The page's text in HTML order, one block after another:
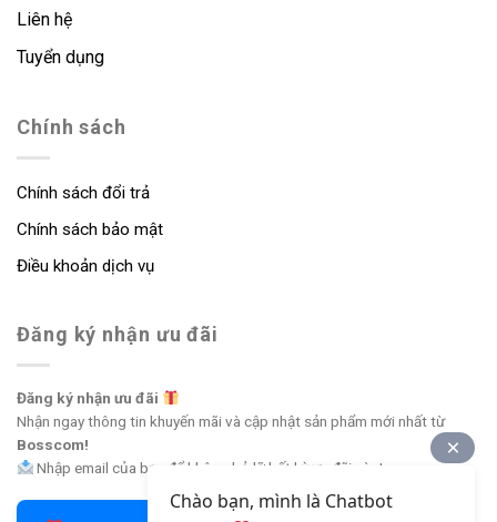
Liên hệ
Tuyển dụng
Chính sách
Chính sách đổi trả
Chính sách bảo mật
Điều khoản dịch vụ
Đăng ký nhận ưu đãi
Đăng ký nhận ưu đãi
Nhận ngay thông tin khuyến mãi và cập nhật sản phẩm mới nhất từ
Bosscom!
Nhập email của bạn để không bỏ lỡ bất kỳ ưu đãi nào!
Chào bạn, mình là Chatbot